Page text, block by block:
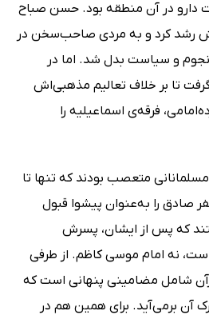
دارو در آن منطقه بود. حسن صباح
رشد کرد و به مردی صاحب‌سخن در
و سیاست بدل شد. اما در
تا بر خلاف تعالیم مذهبی‌اش
فرقه‌ی اسماعیلیه را
متعصب بودند که تنها تا
صادق را به‌عنوان پیشوا قبول
که پس از ایشان، پسرش
نه امام موسی کاظم. از طرفی
شامل مضامینی پنهانی است که
آن برمی‌آید. برای همین هم در